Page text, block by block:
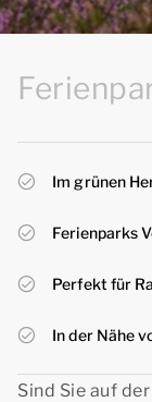
Im grünen
Ferienparks
Perfekt für
In der Nähe
Sind Sie auf